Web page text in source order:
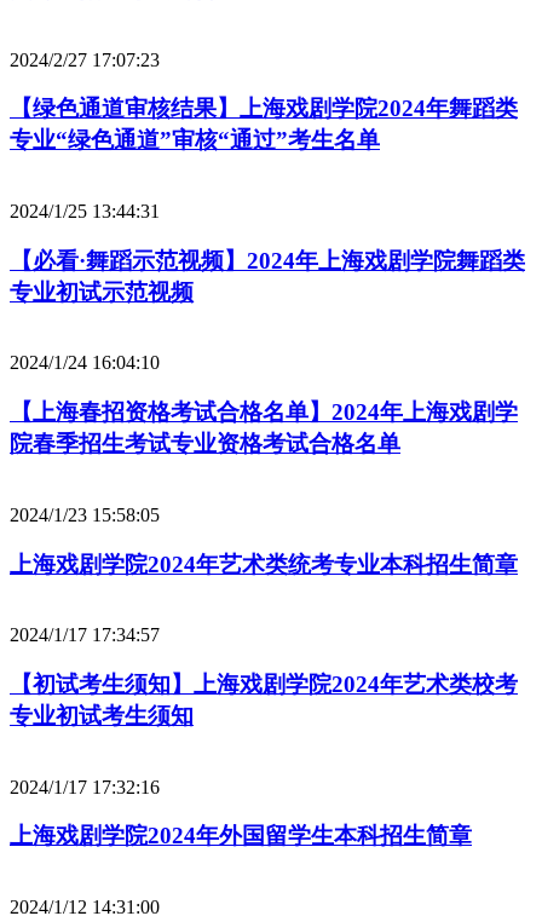
2024/2/27 17:07:23
【绿色通道审核结果】上海戏剧学院2024年舞蹈类
专业“绿色通道”审核“通过”考生名单
2024/1/25 13:44:31
【必看·舞蹈示范视频】2024年上海戏剧学院舞蹈类
专业初试示范视频
2024/1/24 16:04:10
【上海春招资格考试合格名单】2024年上海戏剧学
院春季招生考试专业资格考试合格名单
2024/1/23 15:58:05
上海戏剧学院2024年艺术类统考专业本科招生简章
2024/1/17 17:34:57
【初试考生须知】上海戏剧学院2024年艺术类校考
专业初试考生须知
2024/1/17 17:32:16
上海戏剧学院2024年外国留学生本科招生简章
2024/1/12 14:31:00